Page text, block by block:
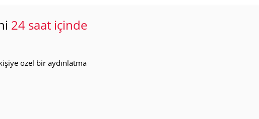
24 saat içinde
özel bir aydınlatma